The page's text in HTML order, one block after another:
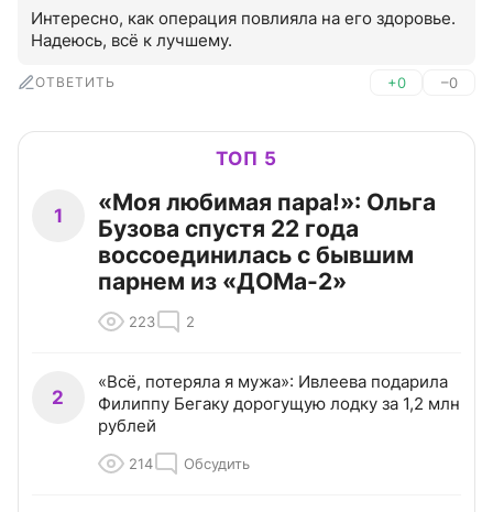
Интересно, как операция повлияла на его здоровье.
Надеюсь, всё к лучшему.
ОТВЕТИТЬ +0 –0
ТОП 5
1
«Моя любимая пара!»: Ольга
Бузова спустя 22 года
воссоединилась с бывшим
парнем из «ДОМа-2»
223 2
2
«Всё, потеряла я мужа»: Ивлеева подарила
Филиппу Бегаку дорогущую лодку за 1,2 млн
рублей
214 Обсудить